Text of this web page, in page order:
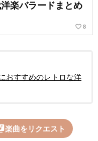
楽バラードまとめ
favorite_border 8
おすすめのレトロな洋
楽曲をリクエスト